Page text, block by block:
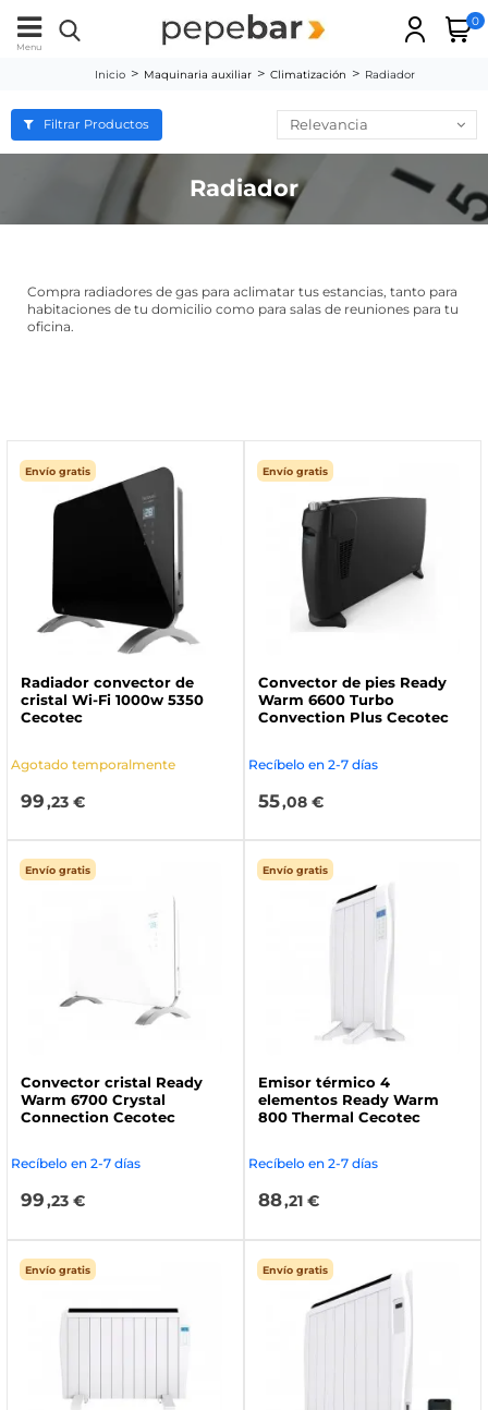
Menu
0
Inicio Maquinaria auxiliar Climatización Radiador
Radiador
Compra radiadores de gas para aclimatar tus estancias, tanto para
habitaciones de tu domicilio como para salas de reuniones para tu
oficina.
Filtrar Productos Relevancia
Envío gratis
Radiador convector de
cristal Wi-Fi 1000w 5350
Cecotec
Agotado temporalmente
99,23 €
Envío gratis
Convector de pies Ready
Warm 6600 Turbo
Convection Plus Cecotec
Recíbelo en 2-7 días
55,08 €
Envío gratis
Convector cristal Ready
Warm 6700 Crystal
Connection Cecotec
Recíbelo en 2-7 días
99,23 €
Envío gratis
Emisor térmico 4
elementos Ready Warm
800 Thermal Cecotec
Recíbelo en 2-7 días
88,21 €
Envío gratis Envío gratis